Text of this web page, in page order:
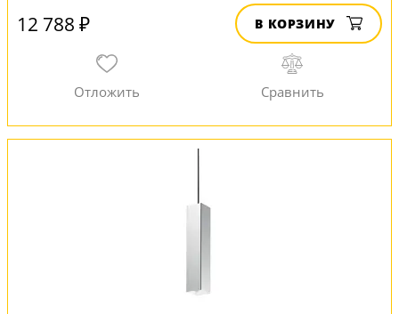
12 788 ₽ В КОРЗИНУ